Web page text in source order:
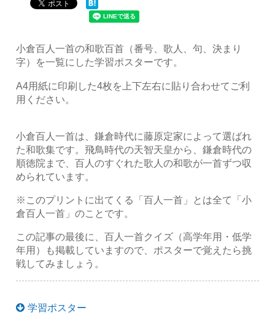
小倉百人一首の和歌百首（番号、歌人、句、決まり
字）を一覧にした学習ポスターです。
A4用紙に印刷した4枚を上下左右に貼り合わせてご利
用ください。
小倉百人一首は、鎌倉時代に藤原定家によって選ばれ
た和歌集です。飛鳥時代の天智天皇から、鎌倉時代の
順徳院まで、百人のすぐれた歌人の和歌が一首ずつ収
められています。
※このプリントに出てくる「百人一首」とは全て「小
倉百人一首」のことです。
この記事の最後に、百人一首クイズ（高学年用・低学
年用）も掲載していますので、ポスターで覚えたら挑
戦してみましょう。
学習ポスター